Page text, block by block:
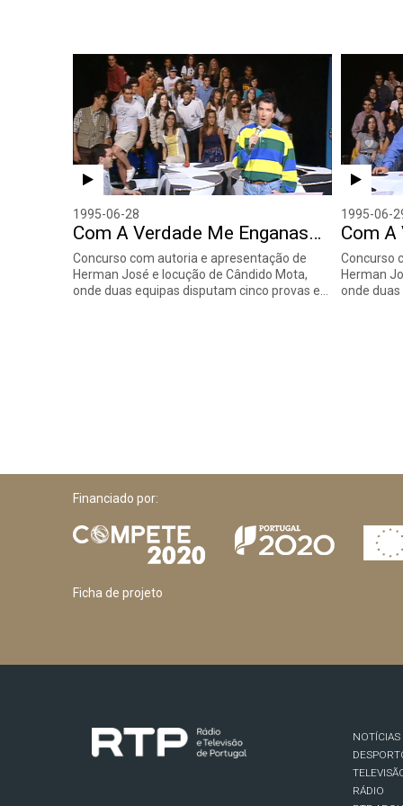
1995-06-28
Com A Verdade Me Enganas…
Concurso com autoria e apresentação de
Herman José e locução de Cândido Mota,
onde duas equipas disputam cinco provas e…
1995-06-
Com A
Concurso
Herman
onde
Financiado por:
Ficha de projeto
NOTÍCIAS
RÁDIO